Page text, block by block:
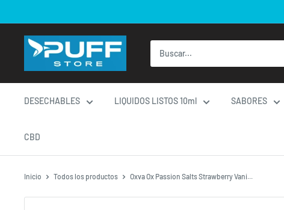
directamente
contenido
DESECHABLES LIQUIDOS LISTOS 10ml SABORES
CBD
Inicio Todos los productos Oxva Ox Passion Salts Strawberry Vani...